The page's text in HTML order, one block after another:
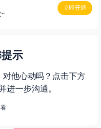
~
立即开通
示
他心动吗？点击下方
进一步沟通。